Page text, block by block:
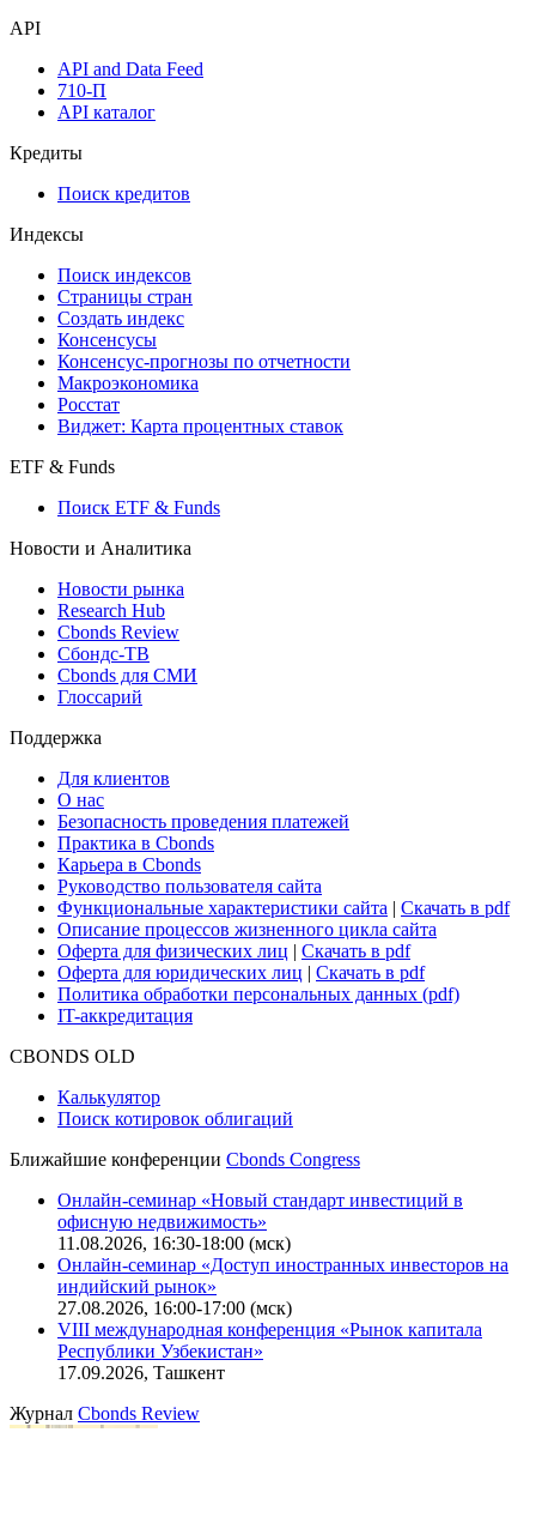
API
API and Data Feed
710-П
API каталог
Кредиты
Поиск кредитов
Индексы
Поиск индексов
Страницы стран
Создать индекс
Консенсусы
Консенсус-прогнозы по отчетности
Макроэкономика
Росстат
Виджет: Карта процентных ставок
ETF & Funds
Поиск ETF & Funds
Новости и Аналитика
Новости рынка
Research Hub
Cbonds Review
Сбондс-ТВ
Cbonds для СМИ
Глоссарий
Поддержка
Для клиентов
О нас
Безопасность проведения платежей
Практика в Cbonds
Карьера в Cbonds
Руководство пользователя сайта
Функциональные характеристики сайта | Скачать в pdf
Описание процессов жизненного цикла сайта
Оферта для физических лиц | Скачать в pdf
Оферта для юридических лиц | Скачать в pdf
Политика обработки персональных данных (pdf)
IT-аккредитация
CBONDS OLD
Калькулятор
Поиск котировок облигаций
Ближайшие конференции Cbonds Congress
Онлайн-семинар «Новый стандарт инвестиций в
офисную недвижимость»
11.08.2026, 16:30-18:00 (мск)
Онлайн-семинар «Доступ иностранных инвесторов на
индийский рынок»
27.08.2026, 16:00-17:00 (мск)
VIII международная конференция «Рынок капитала
Республики Узбекистан»
17.09.2026, Ташкент
Журнал Cbonds Review